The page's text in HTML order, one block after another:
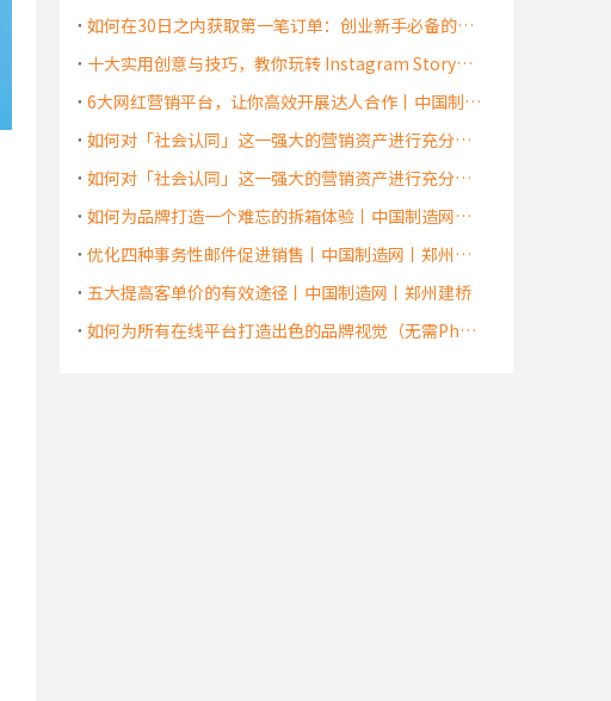
如何在30日之内获取第一笔订单：创业新手必备的营销清单丨中国制造网丨郑州建桥
十大实用创意与技巧，教你玩转 Instagram Story丨中国制造网丨郑州建桥
6大网红营销平台，让你高效开展达人合作丨中国制造网丨郑州建桥
如何对「社会认同」这一强大的营销资产进行充分利用 （下）丨中国制造网丨郑州建桥
如何对「社会认同」这一强大的营销资产进行充分利用 （上）丨中国制造网丨郑州建桥
如何为品牌打造一个难忘的拆箱体验丨中国制造网丨郑州建桥
优化四种事务性邮件促进销售丨中国制造网丨郑州建桥
五大提高客单价的有效途径丨中国制造网丨郑州建桥
如何为所有在线平台打造出色的品牌视觉（无需Photoshop）丨外贸网站优化丨郑州建桥